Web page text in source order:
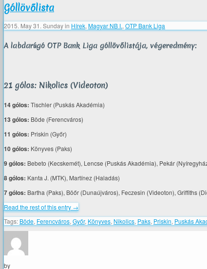
Góllövőlista
2015. May 31. Sundayin Hírek, Magyar NB I., OTP Bank Liga
A labdarúgó OTP Bank Liga góllövőlistája, végeredmény:
21 gólos: Nikolics (Videoton)
14 gólos: Tischler (Puskás Akadémia)
13 gólos: Böde (Ferencváros)
11 gólos: Priskin (Győr)
10 gólos: Könyves (Paks)
9 gólos: Bebeto (Kecskemét), Lencse (Puskás Akadémia), Pekár
8 gólos: Kanta J. (MTK), Martínez (Haladás)
7 gólos: Bartha (Paks), Böőr (Dunaújváros), Feczesin (Videoton), Griffiths
Read the rest of this entry →
Tags: Böde, Ferencváros, Győr, Könyves, Nikolics, Paks, Priskin, Puskás
by